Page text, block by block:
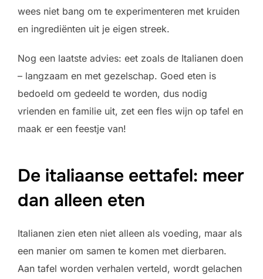
wees niet bang om te experimenteren met kruiden
en ingrediënten uit je eigen streek.
Nog een laatste advies: eet zoals de Italianen doen
– langzaam en met gezelschap. Goed eten is
bedoeld om gedeeld te worden, dus nodig
vrienden en familie uit, zet een fles wijn op tafel en
maak er een feestje van!
De italiaanse eettafel: meer
dan alleen eten
Italianen zien eten niet alleen als voeding, maar als
een manier om samen te komen met dierbaren.
Aan tafel worden verhalen verteld, wordt gelachen